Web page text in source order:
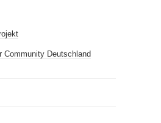
Community Deutschland